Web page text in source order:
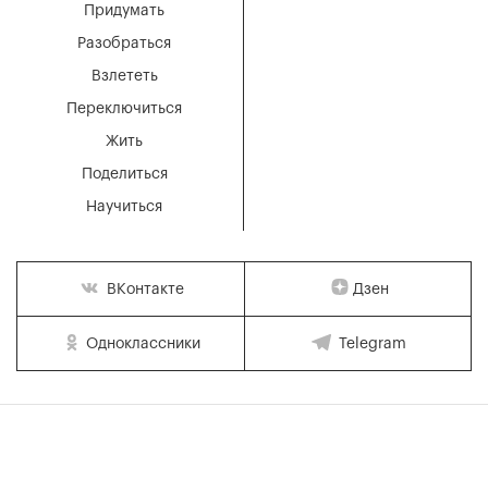
Придумать
Разобраться
Взлететь
Переключиться
Жить
Поделиться
Научиться
ВКонтакте Дзен
Одноклассники Telegram